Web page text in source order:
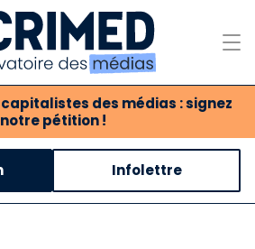
des médias : signez
notre pétition !
association
des médias
propositions
Infolettre